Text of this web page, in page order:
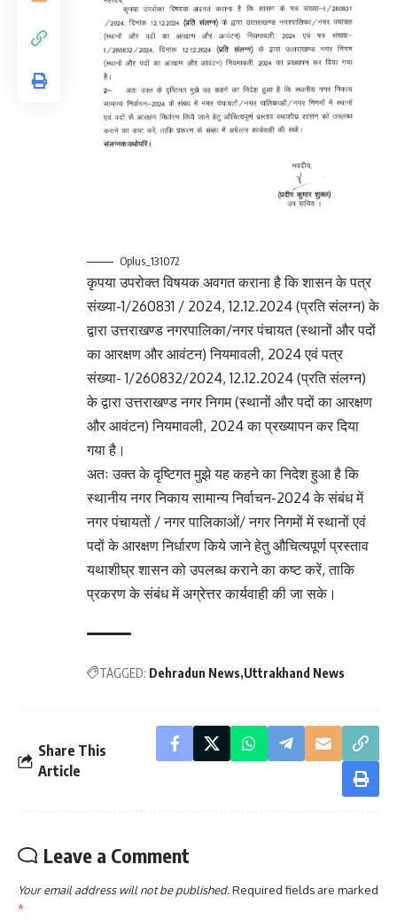
Oplus_131072
कृपया उपरोक्त विषयक अवगत कराना है कि शासन के पत्र
संख्या-1/260831 / 2024, 12.12.2024 (प्रति संलग्न) के
द्वारा उत्तराखण्ड नगरपालिका/नगर पंचायत (स्थानों और पदों
का आरक्षण और आवंटन) नियमावली, 2024 एवं पत्र
संख्या- 1/260832/2024, 12.12.2024 (प्रति संलग्न)
के द्वारा उत्तराखण्ड नगर निगम (स्थानों और पदों का आरक्षण
और आवंटन) नियमावली, 2024 का प्रख्यापन कर दिया
गया है।
अतः उक्त के दृष्टिगत मुझे यह कहने का निदेश हुआ है कि
स्थानीय नगर निकाय सामान्य निर्वाचन-2024 के संबंध में
नगर पंचायतों / नगर पालिकाओं/ नगर निगमों में स्थानों एवं
पदों के आरक्षण निर्धारण किये जाने हेतु औचित्यपूर्ण प्रस्ताव
यथाशीघ्र शासन को उपलब्ध कराने का कष्ट करें, ताकि
प्रकरण के संबंध में अग्रेत्तर कार्यवाही की जा सके।
TAGGED: Dehradun News Uttrakhand News
Share This
Article
Leave a Comment
Your email address will not be published.Required fields are marked
*